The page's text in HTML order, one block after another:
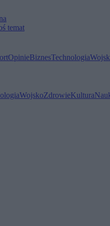
temat
OpinieBiznesTechnologia
WojskoZdrowieKultura